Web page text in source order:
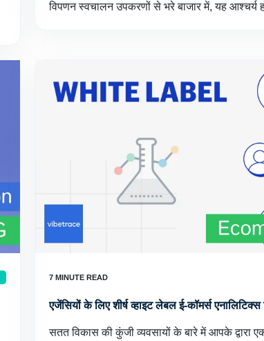
विपणन स्वचालन उपकरणों से भरे बाजार में, यह आश्चर्य
एजेंसियों के लिए शीर्ष व्हाइट लेबल ई-कॉमर्स एनालिटिक्स
सतत विकास की कुंजी व्यवसायों के बारे में आपके द्वारा